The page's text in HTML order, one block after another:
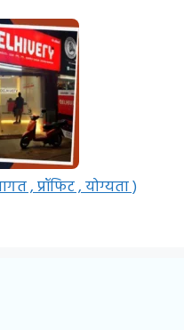
, प्रॉफिट , योग्यता )